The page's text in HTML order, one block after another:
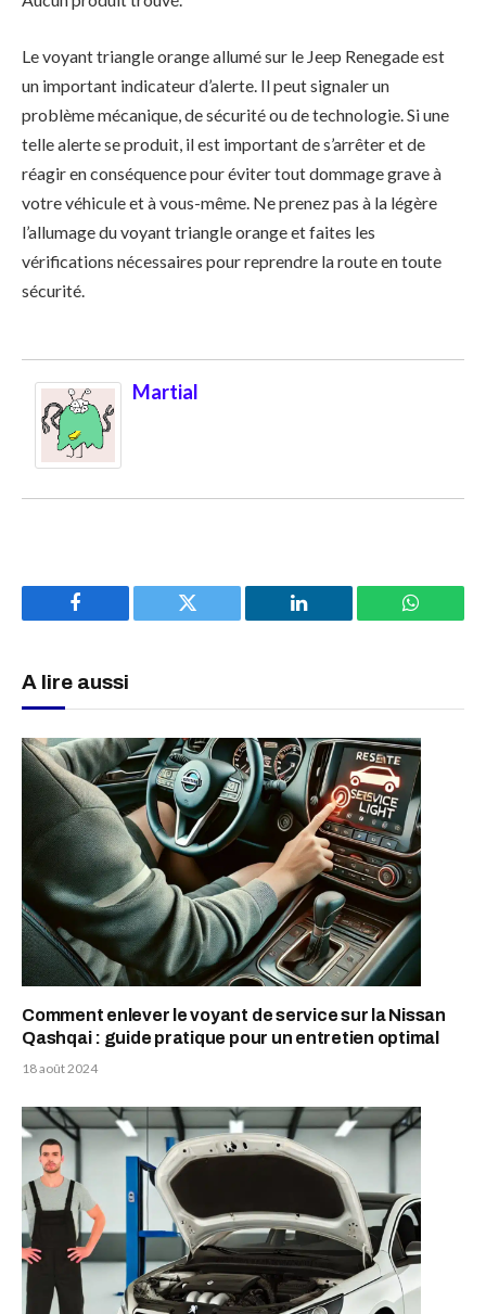
Le voyant triangle orange allumé sur le Jeep Renegade est
un important indicateur d’alerte. Il peut signaler un
problème mécanique, de sécurité ou de technologie. Si une
telle alerte se produit, il est important de s’arrêter et de
réagir en conséquence pour éviter tout dommage grave à
votre véhicule et à vous-même. Ne prenez pas à la légère
l’allumage du voyant triangle orange et faites les
vérifications nécessaires pour reprendre la route en toute
sécurité.
Martial
Facebook Twitter LinkedIn
A lire aussi
Comment enlever le voyant de service sur la Nissan
Qashqai : guide pratique pour un entretien optimal
18 août 2024